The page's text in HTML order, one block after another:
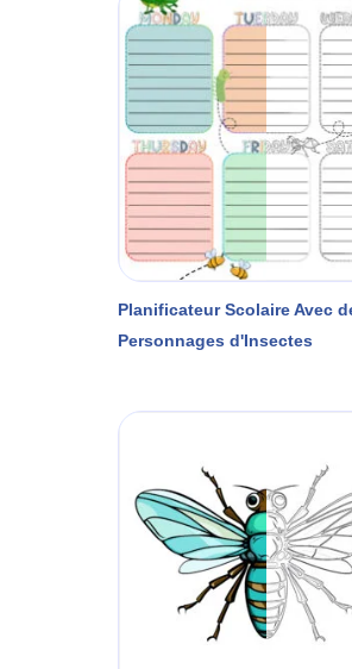
Planificateur Scolaire Avec
Personnages d'Insectes